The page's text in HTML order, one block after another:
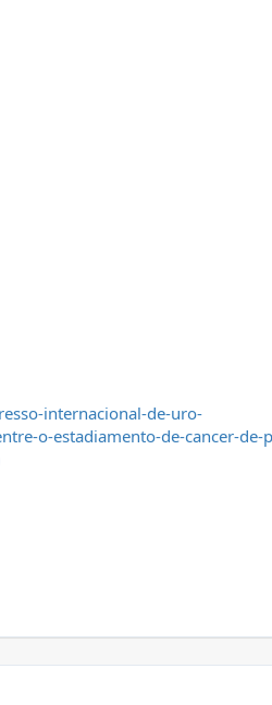
internacional-de-uro-
o-estadiamento-de-cancer-de-